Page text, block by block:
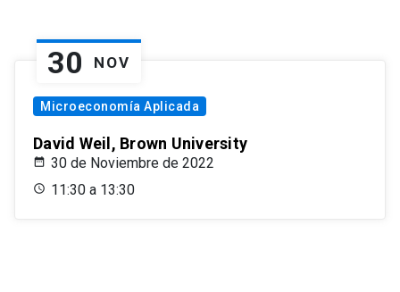
30 NOV
Microeconomía Aplicada
David Weil, Brown University
30 de Noviembre de 2022
11:30 a 13:30